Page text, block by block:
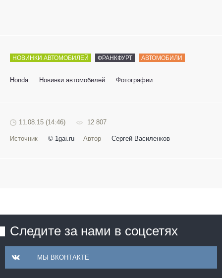
НОВИНКИ АВТОМОБИЛЕЙ ФРАНКФУРТ АВТОМОБИЛИ
Honda Новинки автомобилей Фотографии
11.08.15 (14:46) 12 807
Источник — © 1gai.ru Автор — Сергей Василенков
Следите за нами в соцсетях
МЫ ВКОНТАКТЕ